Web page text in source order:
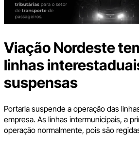
Viação Nordeste
linhas
suspensas
Portaria suspende a operação das
empresa. As linhas intermunicipais, a
operação normalmente, pois são